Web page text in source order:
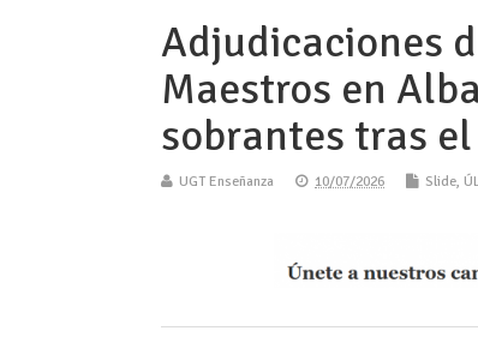
Adjudicaciones
Maestros en
sobrantes tras
UGT Enseñanza 10/07/2026 Slide,